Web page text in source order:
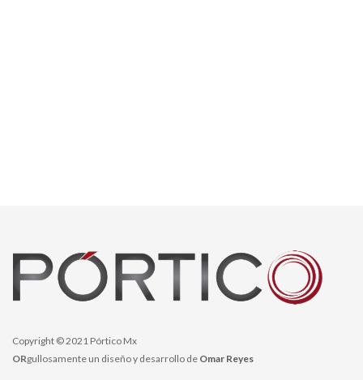
Copyright © 2021 Pórtico Mx
ORgullosamente un diseño y desarrollo de Omar Reyes